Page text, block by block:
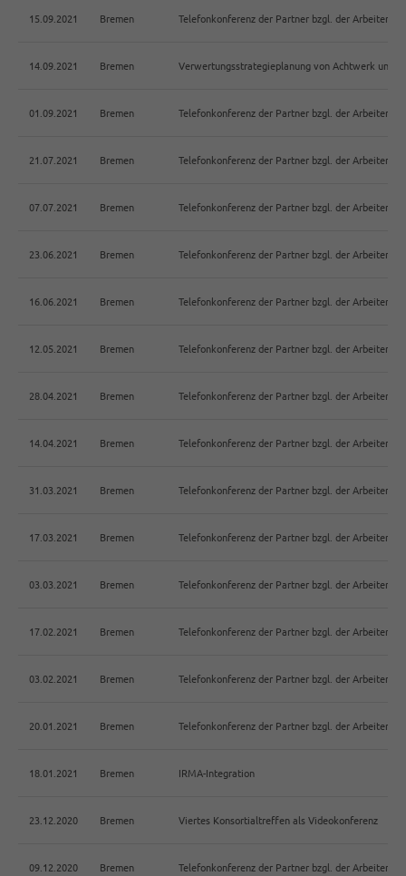
15.09.2021 Bremen Telefonkonferenz der Partner bzgl. der Arbeiten
14.09.2021 Bremen Verwertungsstrategieplanung von Achtwerk und
01.09.2021 Bremen Telefonkonferenz der Partner bzgl. der Arbeiten
21.07.2021 Bremen Telefonkonferenz der Partner bzgl. der Arbeiten
07.07.2021 Bremen Telefonkonferenz der Partner bzgl. der Arbeiten
23.06.2021 Bremen Telefonkonferenz der Partner bzgl. der Arbeiten
16.06.2021 Bremen Telefonkonferenz der Partner bzgl. der Arbeiten
12.05.2021 Bremen Telefonkonferenz der Partner bzgl. der Arbeiten
28.04.2021 Bremen Telefonkonferenz der Partner bzgl. der Arbeiten
14.04.2021 Bremen Telefonkonferenz der Partner bzgl. der Arbeiten
31.03.2021 Bremen Telefonkonferenz der Partner bzgl. der Arbeiten
17.03.2021 Bremen Telefonkonferenz der Partner bzgl. der Arbeiten
03.03.2021 Bremen Telefonkonferenz der Partner bzgl. der Arbeiten
17.02.2021 Bremen Telefonkonferenz der Partner bzgl. der Arbeiten
03.02.2021 Bremen Telefonkonferenz der Partner bzgl. der Arbeiten
20.01.2021 Bremen Telefonkonferenz der Partner bzgl. der Arbeiten
18.01.2021 Bremen IRMA-Integration
23.12.2020 Bremen Viertes Konsortialtreffen als Videokonferenz
09.12.2020 Bremen Telefonkonferenz der Partner bzgl. der Arbeiten